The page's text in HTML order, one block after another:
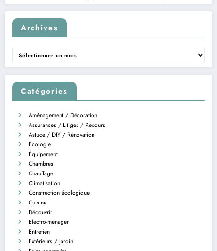
Archives
Archives
Catégories
Aménagement / Décoration
Assurances / Litiges / Recours
Astuce / DIY / Rénovation
Écologie
Équipement
Chambres
Chauffage
Climatisation
Construction écologique
Cuisine
Découvrir
Electro-ménager
Entretien
Extérieurs / Jardin